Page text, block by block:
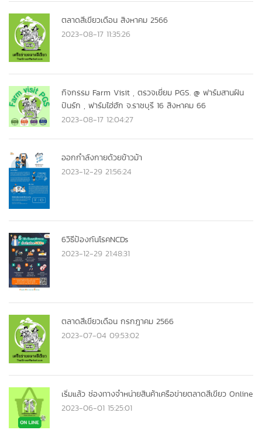
ตลาดสีเขียวเดือน สิงหาคม 2566
2023-08-17 11:35:26
กิจกรรม Farm Visit , ตรวจเยี่ยม PGS. @ ฟาร์มสานฝัน
ปันรัก , ฟาร์มไฮ่ฮัก จ.ราชบุรี 16 สิงหาคม 66
2023-08-17 12:04:27
ออกกำลังกายด้วยข้าวม้า
2023-12-29 21:56:24
6วิธีป้องกันโรคNCDs
2023-12-29 21:48:31
ตลาดสีเขียวเดือน กรกฎาคม 2566
2023-07-04 09:53:02
เริ่มแล้ว ช่องทางจำหน่ายสินค้าเครือข่ายตลาดสีเขียว Online
2023-06-01 15:25:01